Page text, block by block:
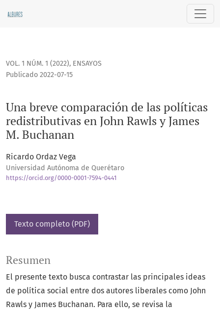
Una breve comparación de las políticas redistributivas en
VOL. 1 NÚM. 1 (2022), ENSAYOS
Una breve comparación de las políticas
redistributivas en John Rawls y James
M. Buchanan
Publicado 2022-07-15
Ricardo Ordaz Vega
Universidad Autónoma de Querétaro
https://orcid.org/0000-0001-7594-0441
Texto completo (PDF)
Resumen
El presente texto busca contrastar las principales ideas
de política social entre dos autores liberales como John
Rawls y James Buchanan. Para ello, se revisa la